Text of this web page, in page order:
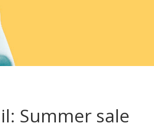
Summer sale